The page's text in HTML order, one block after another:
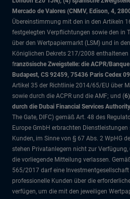
Mercado de Valores (CNMV, Edison, 4,
Übereinstimmung mit den in den Artikeln
festgelegten Verpflichtungen sowie den in
über den Wertpapiermarkt (LSM) und in
Königlichen Dekrets 217/2008
französische Zweigstelle: die ACPR/
Budapest, CS 92459, 75436 Paris Cedex
Artikel 35 der Richtlinie 2014/65/EU über
sowie durch die ACPR und die AMF; und (
durch die Dubai Financial Services
The Gate, DIFC) gemäß Art. 48 des
Europe GmbH erbrachten
Kunden, im Sinne von § 67 Abs. 2 WpHG
stehen Privatanlegern nicht zur
die vorliegende Mitteilung verlassen.
565/2017 darf eine
professionelle Kunden über die
verfügen, um die mit den jeweiligen